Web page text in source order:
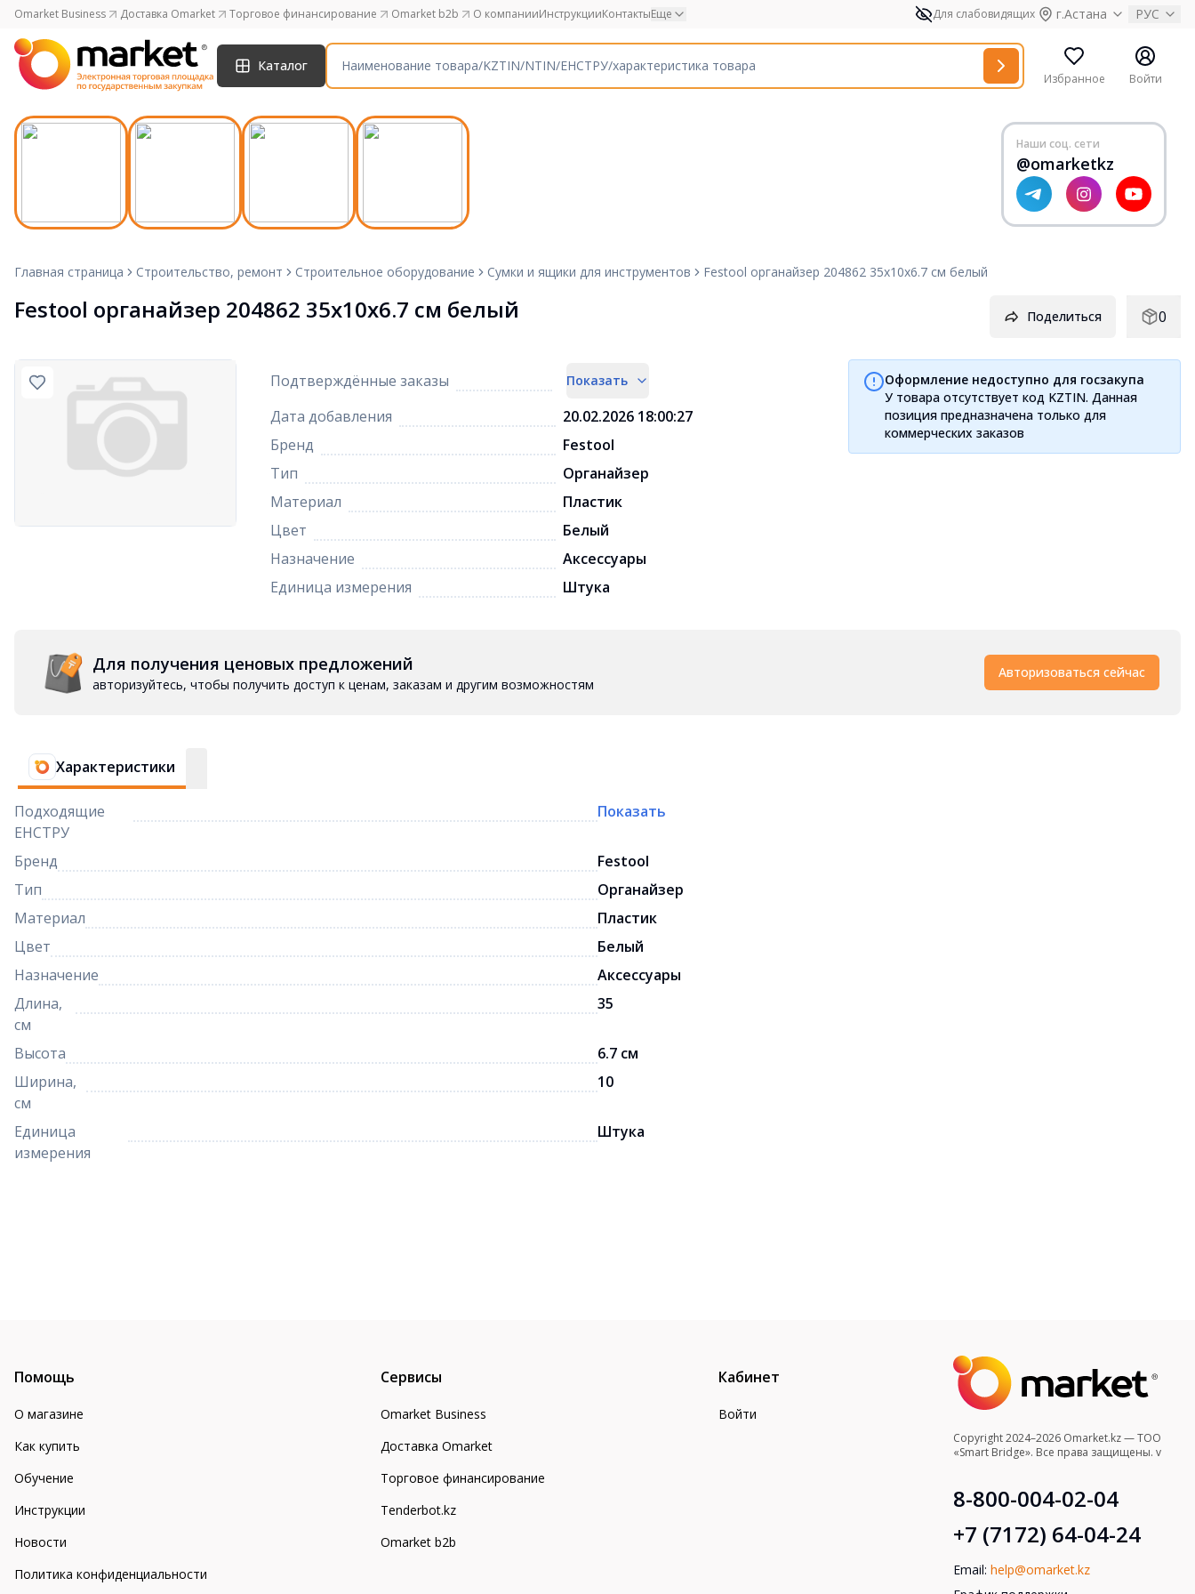
Omarket Business Доставка Omarket Торговое финансирование Omarket b2b О компанииИнструкцииКонтактыЕще Для слабовидящих г.Астана РУС
Каталог
Избранное Войти
Наши соц. сети
@omarketkz
Главная страница Строительство, ремонт Строительное оборудование Сумки и ящики для инструментов Festool органайзер 204862 35x10x6.7 см белый
Festool органайзер 204862 35x10x6.7 см белый Поделиться 0
Подтверждённые заказы Показать
Дата добавления
20.02.2026 18:00:27
Бренд
Festool
Тип
Органайзер
Материал
Пластик
Цвет
Белый
Назначение
Аксессуары
Единица измерения
Штука
Оформление недоступно для госзакупа
У товара отсутствует код KZTIN. Данная
позиция предназначена только для
коммерческих заказов
Для получения ценовых предложений
авторизуйтесь, чтобы получить доступ к ценам, заказам и другим возможностям
Авторизоваться сейчас
Характеристики
Подходящие
ЕНСТРУ
Показать
Бренд
Festool
Тип
Органайзер
Материал
Пластик
Цвет
Белый
Назначение
Аксессуары
Длина,
см
35
Высота
6.7 см
Ширина,
см
10
Единица
измерения
Штука
Помощь
О магазине
Как купить
Обучение
Инструкции
Новости
Политика конфиденциальности
Сервисы
Omarket Business
Доставка Omarket
Торговое финансирование
Tenderbot.kz
Omarket b2b
Кабинет
Войти
Copyright 2024–2026 Omarket.kz — ТОО
«Smart Bridge». Все права защищены. v
8-800-004-02-04
+7 (7172) 64-04-24
Email: help@omarket.kz